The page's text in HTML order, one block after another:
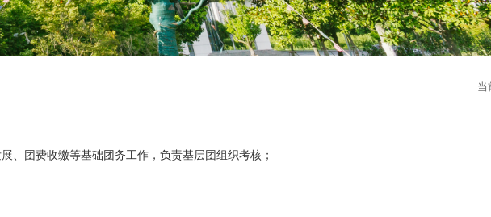
当
、团费收缴等基础团务工作，负责基层团组织考核；